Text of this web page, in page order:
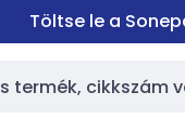
Töltse le a